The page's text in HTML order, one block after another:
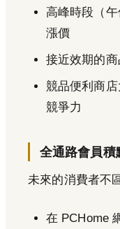
高峰時段（
漲價
接近效期的
競品便利商
競爭力
全通路會員積
未來的消費者不
在 PCHome